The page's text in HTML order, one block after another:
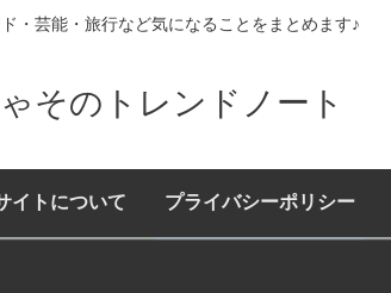
ド・芸能・旅行など気になることをまとめます♪
そのトレンドノート
イトについて プライバシーポリシー